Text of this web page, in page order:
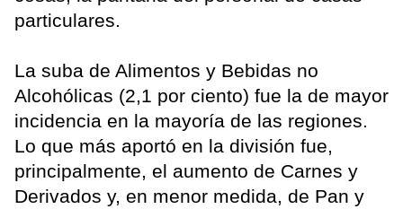
particulares.
La suba de Alimentos y Bebidas no
Alcohólicas (2,1 por ciento) fue la de mayor
incidencia en la mayoría de las regiones.
Lo que más aportó en la división fue,
principalmente, el aumento de Carnes y
Derivados y, en menor medida, de Pan y